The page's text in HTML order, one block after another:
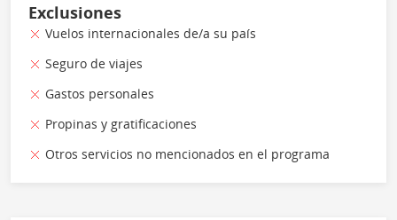
Exclusiones
Vuelos internacionales de/a su país
Seguro de viajes
Gastos personales
Propinas y gratificaciones
Otros servicios no mencionados en el programa